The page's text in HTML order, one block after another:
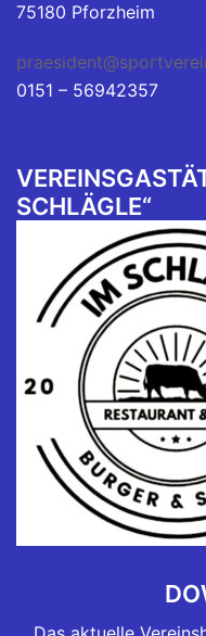
75180 Pforzheim
0151 – 56942357
SCHLÄGLE“